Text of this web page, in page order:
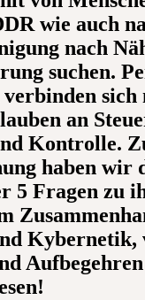
wie auch
nach
suchen.
verbinden
an
Kontrolle.
haben wir
5 Fragen zu
Kybernetik,